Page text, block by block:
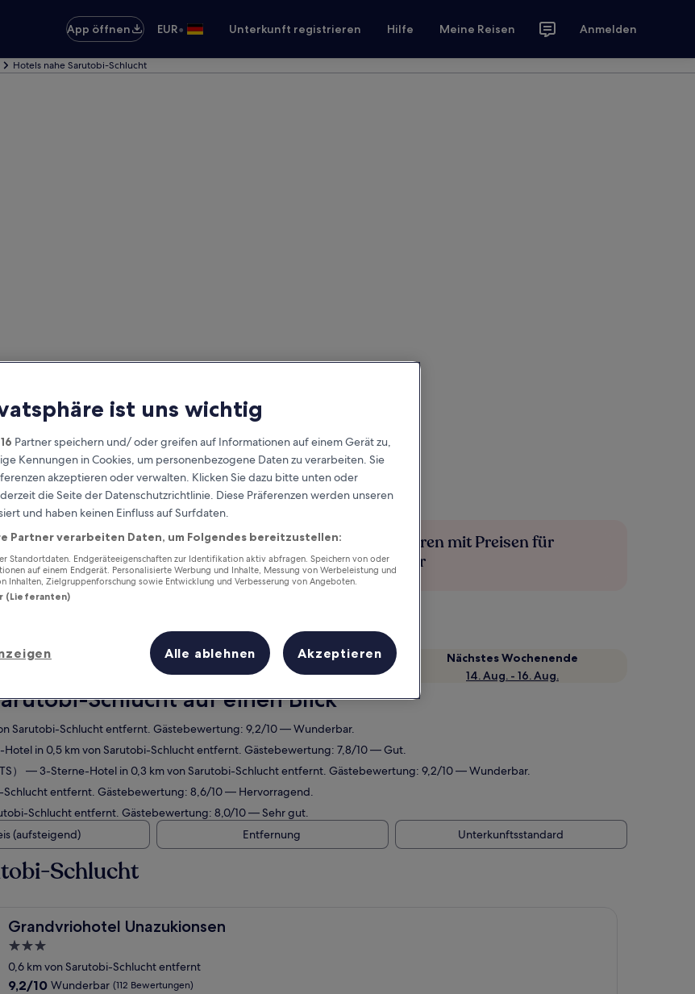
App öffnen
EUR• Unterkunft registrieren Hilfe Meine Reisen Anmelden
Hotels nahe Sarutobi-Schlucht
Verdiene Prämien für jede
wahrgenommene Übernachtung
Mehr sparen mit Preisen für
Mitglieder
Morgen
Dieses Wochenende
7. Aug. - 9. Aug.
Nächstes Wochenende
14. Aug. - 16. Aug.
Schlucht auf einen Blick
Sarutobi-Schlucht entfernt. Gästebewertung: 9,2/10 — Wunderbar.
in 0,5 km von Sarutobi-Schlucht entfernt. Gästebewertung: 7,8/10 — Gut.
）
— 3-Sterne-Hotel in 0,3 km von Sarutobi-Schlucht entfernt. Gästebewertung: 9,2/10 — Wunderbar.
entfernt. Gästebewertung: 8,6/10 — Hervorragend.
Schlucht entfernt. Gästebewertung: 8,0/10 — Sehr gut.
(aufsteigend) Entfernung Unterkunftsstandard
Schlucht
Grandvriohotel Unazukionsen
Grandvriohotel Unazukionsen
3.0-
Sterne-
Unterkunft
0,6 km von Sarutobi-Schlucht entfernt
9.2
9,2/10 Wunderbar (112 Bewertungen)
ist uns wichtig
16 Partner speichern und/ oder greifen auf Informationen auf einem Gerät zu,
Kennungen in Cookies, um personenbezogene Daten zu verarbeiten. Sie
akzeptieren oder verwalten. Klicken Sie dazu bitte unten oder
die Seite der Datenschutzrichtlinie. Diese Präferenzen werden unseren
und haben keinen Einfluss auf Surfdaten.
Partner verarbeiten Daten, um Folgendes bereitzustellen:
Standortdaten. Endgeräteeigenschaften zur Identifikation aktiv abfragen. Speichern von oder
auf einem Endgerät. Personalisierte Werbung und Inhalte, Messung von Werbeleistung und
Inhalten, Zielgruppenforschung sowie Entwicklung und Verbesserung von Angeboten.
(Lieferanten)
Alle ablehnen Akzeptieren